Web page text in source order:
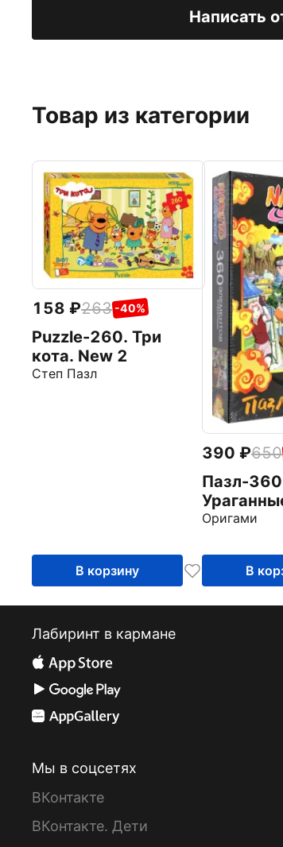
Написать
Товар из категории
158 263 -40%
Puzzle-260. Три
кота. New 2
Степ Пазл
В корзину
390 650
Пазл-
Оригами
В
Лабиринт в кармане
Мы в соцсетях
ВКонтакте
ВКонтакте. Дети